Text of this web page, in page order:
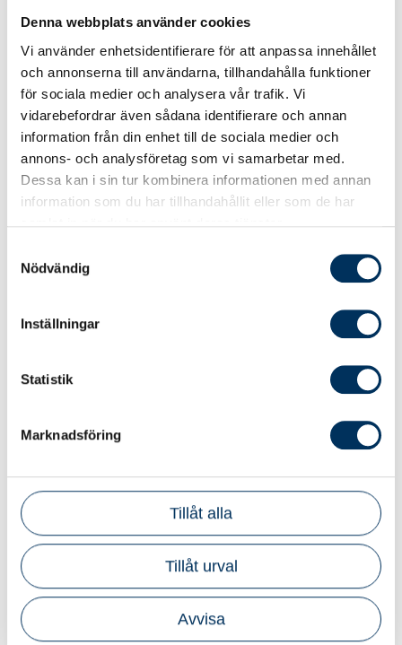
Denna webbplats använder cookies
Vi använder enhetsidentifierare för att anpassa innehållet
och annonserna till användarna, tillhandahålla funktioner
för sociala medier och analysera vår trafik. Vi
vidarebefordrar även sådana identifierare och annan
information från din enhet till de sociala medier och
annons- och analysföretag som vi samarbetar med.
Dessa kan i sin tur kombinera informationen med annan
information som du har tillhandahållit eller som de har
Nödvändig
Inställningar
Statistik
Marknadsföring
Tillåt alla
Tillåt urval
Avvisa
Elstöd
Energikrisen har påverkat både hushåll
och företag i hela landet. För att mildra
effekterna har regeringen infört olika
stärka elsystemet och uppmuntra till
informationen om stöden, så att du
som gäller och hur de kan påverka dig